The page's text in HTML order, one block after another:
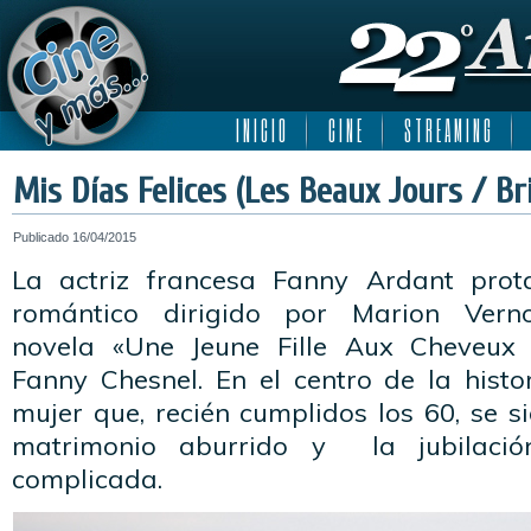
I N I C I O C I N E S T R E A M I N G
Mis Días Felices (Les Beaux Jours /
Publicado 16/04/2015
La actriz francesa Fanny Ardant
romántico dirigido por Marion
novela «Une Jeune Fille Aux
Fanny Chesnel. En el centro de la
mujer que, recién cumplidos los 60, se
matrimonio aburrido y la
complicada.